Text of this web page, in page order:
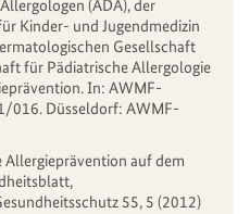
(ÄDA), der
Kinder- und Jugendmedizin
Gesellschaft
für Pädiatrische Allergologie
In: AWMF-
016. Düsseldorf: AWMF-
Allergieprävention auf dem
55, 5 (2012)